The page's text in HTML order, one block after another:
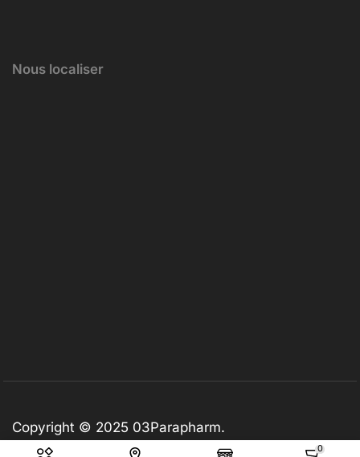
0
Nous localiser
Copyright © 2025 03Parapharm.